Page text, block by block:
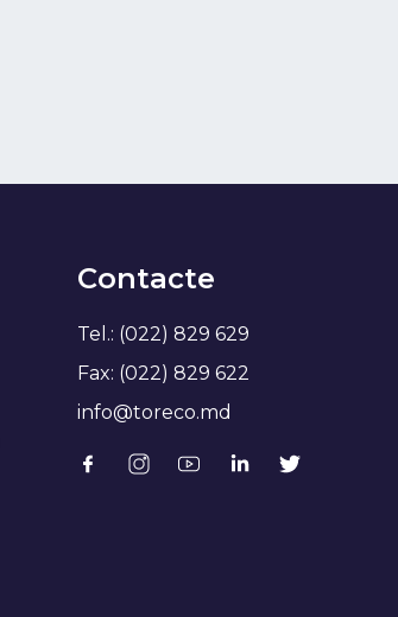
Contacte
Tel.: (022) 829 629
Fax: (022) 829 622
info@toreco.md